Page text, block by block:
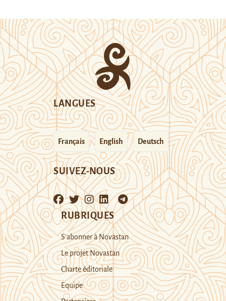
LANGUES
Français English Deutsch
SUIVEZ-NOUS
RUBRIQUES
S’abonner à Novastan
Le projet Novastan
Charte éditoriale
Equipe